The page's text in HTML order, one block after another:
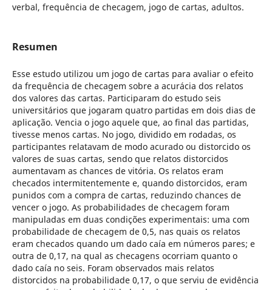
verbal, frequência de checagem, jogo de cartas, adultos.
Resumen
Esse estudo utilizou um jogo de cartas para avaliar o efeito
da frequência de checagem sobre a acurácia dos relatos
dos valores das cartas. Participaram do estudo seis
universitários que jogaram quatro partidas em dois dias de
aplicação. Vencia o jogo aquele que, ao final das partidas,
tivesse menos cartas. No jogo, dividido em rodadas, os
participantes relatavam de modo acurado ou distorcido os
valores de suas cartas, sendo que relatos distorcidos
aumentavam as chances de vitória. Os relatos eram
checados intermitentemente e, quando distorcidos, eram
punidos com a compra de cartas, reduzindo chances de
vencer o jogo. As probabilidades de checagem foram
manipuladas em duas condições experimentais: uma com
probabilidade de checagem de 0,5, nas quais os relatos
eram checados quando um dado caía em números pares; e
outra de 0,17, na qual as checagens ocorriam quanto o
dado caía no seis. Foram observados mais relatos
distorcidos na probabilidade 0,17, o que serviu de evidência